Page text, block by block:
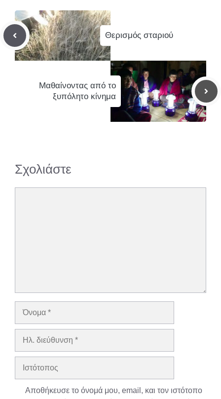
Θερισμός σταριού
Μαθαίνοντας από το
ξυπόλητο κίνημα
Σχολιάστε
Όνομα
Ηλ.
Ιστότοπος
Αποθήκευσε το όνομά μου, email, και τον ιστότοπο